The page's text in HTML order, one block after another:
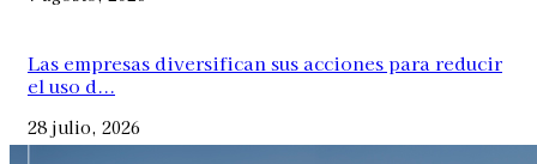
Las empresas diversifican sus acciones para reducir
el uso d...
28 julio, 2026